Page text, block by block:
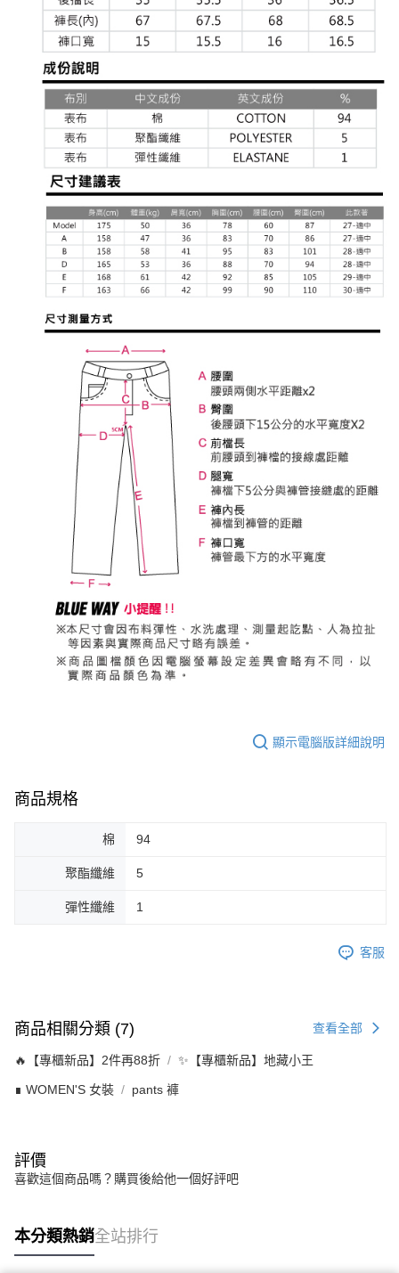
顯示電腦版詳細說明
商品規格
棉 94
聚酯纖維 5
彈性纖維 1
客服
商品相關分類 (7) 查看全部
🔥【專櫃新品】2件再88折 ✨【專櫃新品】地藏小王
∎ WOMEN'S 女裝 pants 褲
評價
喜歡這個商品嗎？購買後給他一個好評吧
本分類熱銷全站排行